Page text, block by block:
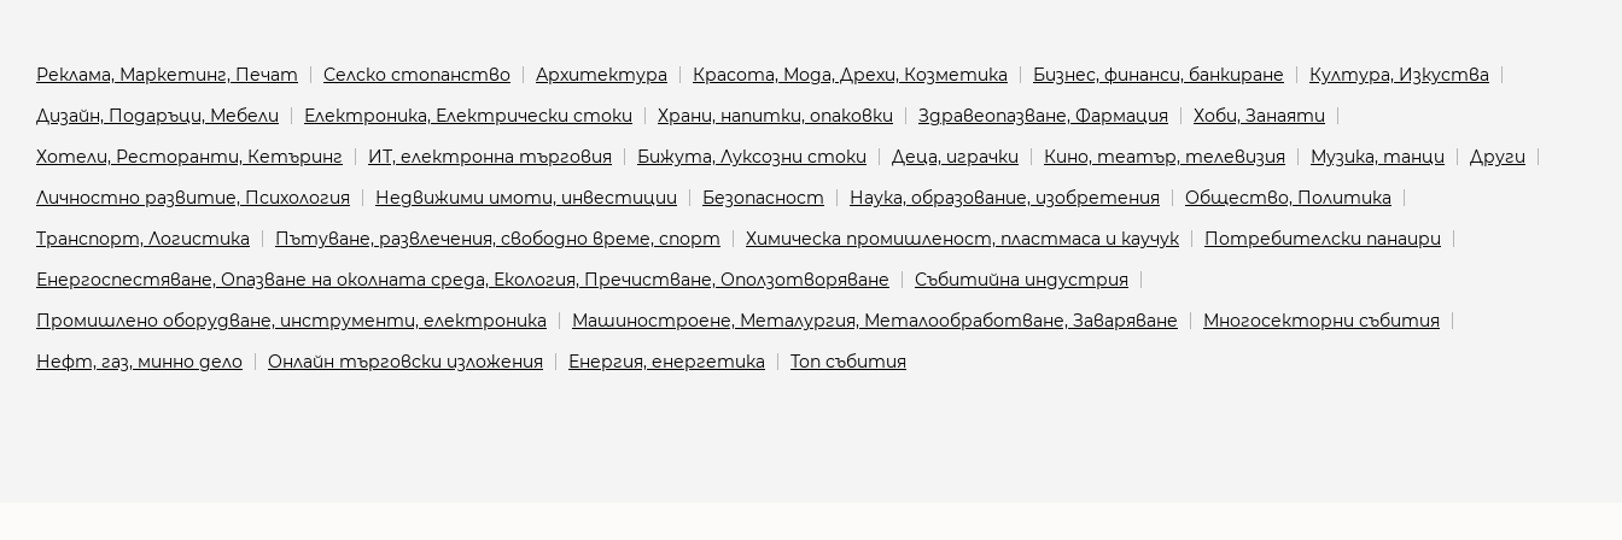
Реклама, Маркетинг, Печат Селско стопанство Архитектура Красота, Мода, Дрехи, Козметика Бизнес, финанси, банкиране
Култура, Изкуства
Дизайн, Подаръци, Мебели
Електроника, Електрически стоки Храни, напитки, опаковки Здравеопазване, Фармация
Хоби, Занаяти
Хотели, Ресторанти, Кетъринг
ИТ, електронна търговия Бижута, Луксозни стоки Деца, играчки Кино, театър, телевизия Музика, танци
Други
Личностно развитие, Психология
Недвижими имоти, инвестиции Безопасност Наука, образование, изобретения
Общество, Политика
Транспорт, Логистика
Пътуване, развлечения, свободно време, спорт Химическа промишленост, пластмаса и каучук
Потребителски панаири
Енергоспестяване, Опазване на околната среда, Екология, Пречистване, Оползотворяване
Събитийна индустрия
Промишлено оборудване, инструменти, електроника
Машиностроене, Металургия, Металообработване, Заваряване
Многосекторни събития
Нефт, газ, минно дело
Онлайн търговски изложения Енергия, енергетика Топ събития